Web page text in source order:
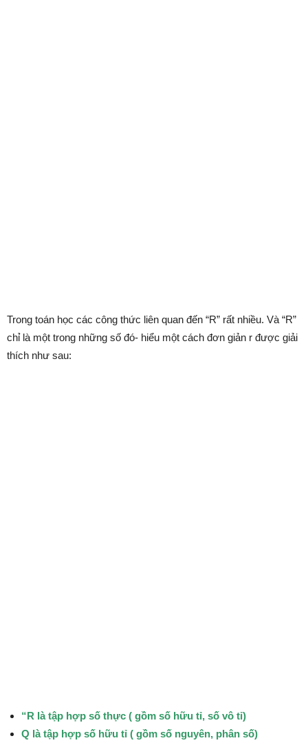
Trong toán học các công thức liên quan đến “R” rất nhiều. Và “R”
chỉ là một trong những số đó- hiểu một cách đơn giản r được giải
thích như sau:
“R là tập hợp số thực ( gồm số hữu tỉ, số vô tỉ)
Q là tập hợp số hữu tỉ ( gồm số nguyên, phân số)